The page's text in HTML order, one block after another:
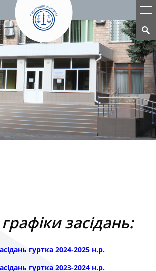
засідань:
гуртка 2024-2025 н.р.
гуртка 2023-2024 н.р.